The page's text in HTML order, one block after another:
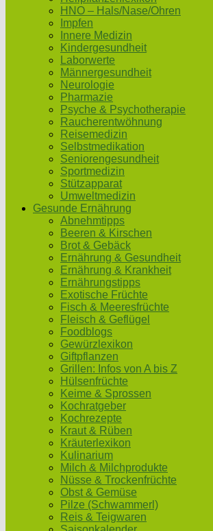
HNO – Hals/Nase/Ohren
Impfen
Innere Medizin
Kindergesundheit
Laborwerte
Männergesundheit
Neurologie
Pharmazie
Psyche & Psychotherapie
Raucherentwöhnung
Reisemedizin
Selbstmedikation
Seniorengesundheit
Sportmedizin
Stützapparat
Umweltmedizin
Gesunde Ernährung
Abnehmtipps
Beeren & Kirschen
Brot & Gebäck
Ernährung & Gesundheit
Ernährung & Krankheit
Ernährungstipps
Exotische Früchte
Fisch & Meeresfrüchte
Fleisch & Geflügel
Foodblogs
Gewürzlexikon
Giftpflanzen
Grillen: Infos von A bis Z
Hülsenfrüchte
Keime & Sprossen
Kochratgeber
Kochrezepte
Kraut & Rüben
Kräuterlexikon
Kulinarium
Milch & Milchprodukte
Nüsse & Trockenfrüchte
Obst & Gemüse
Pilze (Schwammerl)
Reis & Teigwaren